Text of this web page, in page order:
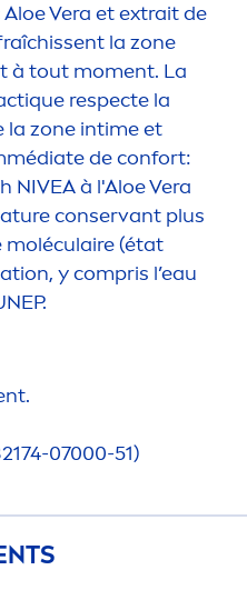
Vera et extrait de
la zone
à tout moment. La
ique respecte la
la zone intime et
de confort:
NIVEAà l'Aloe Vera
conservant plus
moléculaire (état
y compris l’eau
t.
07000-51)